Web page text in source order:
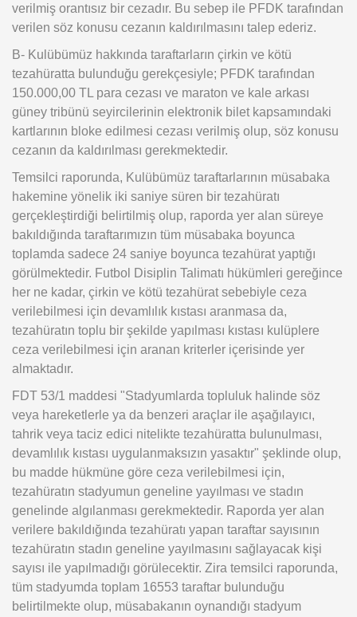
verilmiş orantısız bir cezadır. Bu sebep ile PFDK tarafından
verilen söz konusu cezanın kaldırılmasını talep ederiz.
B- Kulübümüz hakkında taraftarların çirkin ve kötü
tezahüratta bulunduğu gerekçesiyle; PFDK tarafından
150.000,00 TL para cezası ve maraton ve kale arkası
güney tribünü seyircilerinin elektronik bilet kapsamındaki
kartlarının bloke edilmesi cezası verilmiş olup, söz konusu
cezanın da kaldırılması gerekmektedir.
Temsilci raporunda, Kulübümüz taraftarlarının müsabaka
hakemine yönelik iki saniye süren bir tezahüratı
gerçekleştirdiği belirtilmiş olup, raporda yer alan süreye
bakıldığında taraftarımızın tüm müsabaka boyunca
toplamda sadece 24 saniye boyunca tezahürat yaptığı
görülmektedir. Futbol Disiplin Talimatı hükümleri gereğince
her ne kadar, çirkin ve kötü tezahürat sebebiyle ceza
verilebilmesi için devamlılık kıstası aranmasa da,
tezahüratın toplu bir şekilde yapılması kıstası kulüplere
ceza verilebilmesi için aranan kriterler içerisinde yer
almaktadır.
FDT 53/1 maddesi "Stadyumlarda topluluk halinde söz
veya hareketlerle ya da benzeri araçlar ile aşağılayıcı,
tahrik veya taciz edici nitelikte tezahüratta bulunulması,
devamlılık kıstası uygulanmaksızın yasaktır" şeklinde olup,
bu madde hükmüne göre ceza verilebilmesi için,
tezahüratın stadyumun geneline yayılması ve stadın
genelinde algılanması gerekmektedir. Raporda yer alan
verilere bakıldığında tezahüratı yapan taraftar sayısının
tezahüratın stadın geneline yayılmasını sağlayacak kişi
sayısı ile yapılmadığı görülecektir. Zira temsilci raporunda,
tüm stadyumda toplam 16553 taraftar bulunduğu
belirtilmekte olup, müsabakanın oynandığı stadyum